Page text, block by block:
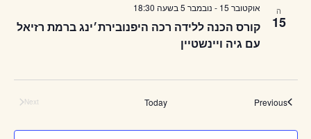
ה
15
קורס הכנה ללידה רכה היפנובירת׳ינג ברמת רזיאל
עם גיה ויינשטיין
אוקטובר 15 - נובמבר 5 בשעה 18:30
Previous
Events
Today
Next